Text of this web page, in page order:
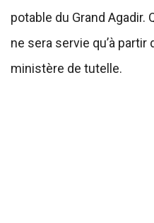
potable du Grand Agadir.
ne sera servie qu’à
ministère de tutelle.